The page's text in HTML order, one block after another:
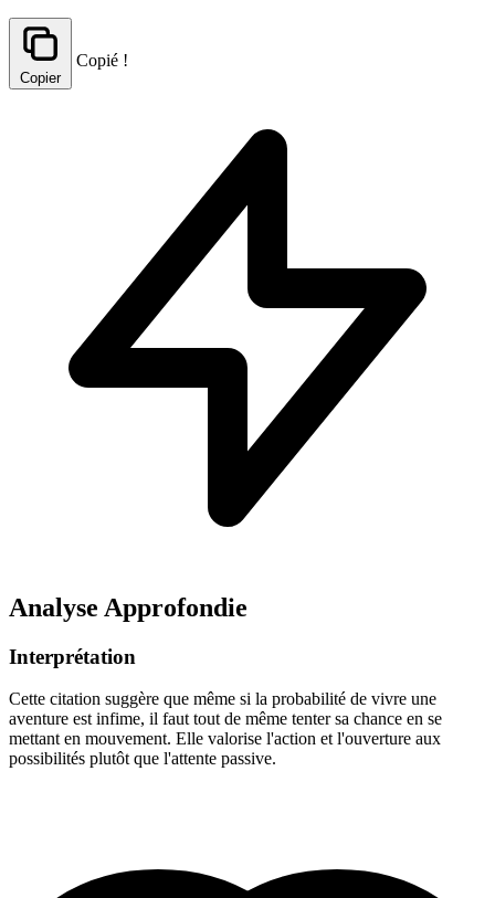
Copier
Copié !
Analyse Approfondie
Interprétation
Cette citation suggère que même si la probabilité de vivre une
aventure est infime, il faut tout de même tenter sa chance en se
mettant en mouvement. Elle valorise l'action et l'ouverture aux
possibilités plutôt que l'attente passive.